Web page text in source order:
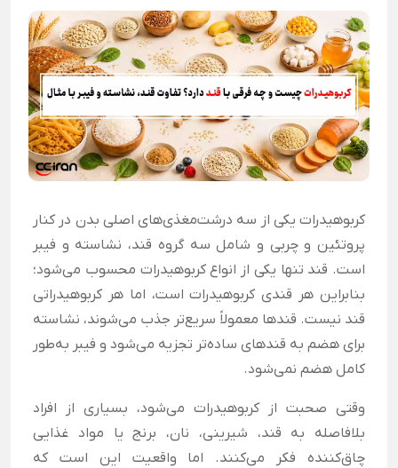
کربوهیدرات یکی از سه درشت‌مغذی‌های اصلی بدن در کنار
پروتئین و چربی و شامل سه گروه قند، نشاسته و فیبر
است. قند تنها یکی از انواع کربوهیدرات محسوب می‌شود؛
بنابراین هر قندی کربوهیدرات است، اما هر کربوهیدراتی
قند نیست. قندها معمولاً سریع‌تر جذب می‌شوند، نشاسته
برای هضم به قندهای ساده‌تر تجزیه می‌شود و فیبر به‌طور
کامل هضم نمی‌شود.
وقتی صحبت از کربوهیدرات می‌شود، بسیاری از افراد
بلافاصله به قند، شیرینی، نان، برنج یا مواد غذایی
چاق‌کننده فکر می‌کنند. اما واقعیت این است که